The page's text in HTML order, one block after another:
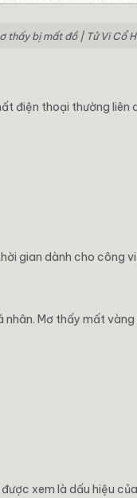
thấy bị mất đồ | Tử Vi Cổ
điện thoại thường
gian dành cho công
Mơ thấy mất
xem là dấu hiệu